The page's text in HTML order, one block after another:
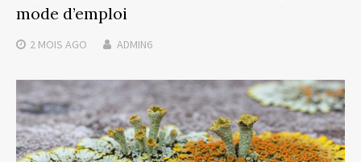
mode d’emploi
2 MOIS AGO ADMIN6